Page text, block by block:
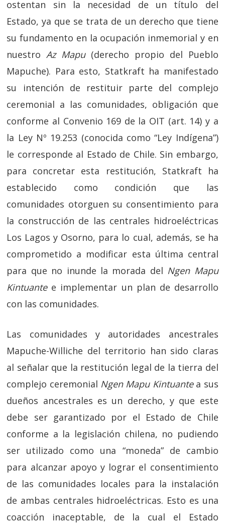
ostentan sin la necesidad de un título del
Estado, ya que se trata de un derecho que tiene
su fundamento en la ocupación inmemorial y en
nuestroAz Mapu (derecho propio del Pueblo
Mapuche). Para esto, Statkraft ha manifestado
su intención de restituir parte del complejo
ceremonial a las comunidades, obligación que
conforme al Convenio 169 de la OIT (art. 14) y a
la Ley Nº 19.253 (conocida como “Ley Indígena”)
le corresponde al Estado de Chile. Sin embargo,
para concretar esta restitución, Statkraft ha
establecido como condición que las
comunidades otorguen su consentimiento para
la construcción de las centrales hidroeléctricas
Los Lagos y Osorno, para lo cual, además, se ha
comprometido a modificar esta última central
para que no inunde la morada del Ngen Mapu
Kintuante e implementar un plan de desarrollo
con las comunidades.
Las comunidades y autoridades ancestrales
Mapuche-Williche del territorio han sido claras
al señalar que la restitución legal de la tierra del
complejo ceremonial Ngen Mapu Kintuante a sus
dueños ancestrales es un derecho, y que este
debe ser garantizado por el Estado de Chile
conforme a la legislación chilena, no pudiendo
ser utilizado como una “moneda” de cambio
para alcanzar apoyo y lograr el consentimiento
de las comunidades locales para la instalación
de ambas centrales hidroeléctricas. Esto es una
coacción inaceptable, de la cual el Estado